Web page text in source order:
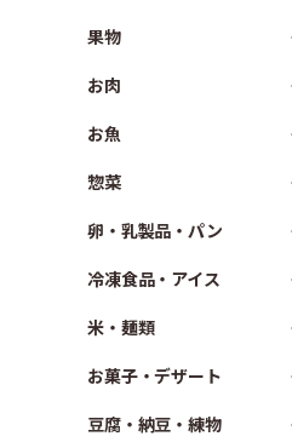
果物
お肉
お魚
惣菜
卵・乳製品・パン
冷凍食品・アイス
米・麺類
お菓子・デザート
豆腐・納豆・練物